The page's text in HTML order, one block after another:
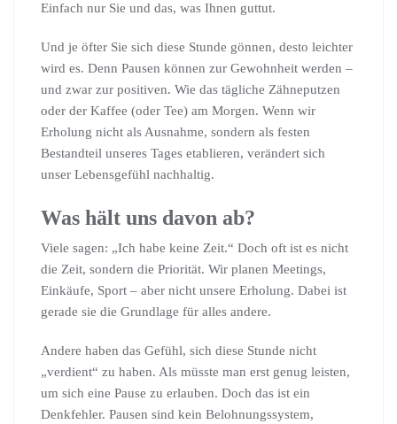
Einfach nur Sie und das, was Ihnen guttut.
Und je öfter Sie sich diese Stunde gönnen, desto leichter
wird es. Denn Pausen können zur Gewohnheit werden –
und zwar zur positiven. Wie das tägliche Zähneputzen
oder der Kaffee (oder Tee) am Morgen. Wenn wir
Erholung nicht als Ausnahme, sondern als festen
Bestandteil unseres Tages etablieren, verändert sich
unser Lebensgefühl nachhaltig.
Was hält uns davon ab?
Viele sagen: „Ich habe keine Zeit.“ Doch oft ist es nicht
die Zeit, sondern die Priorität. Wir planen Meetings,
Einkäufe, Sport – aber nicht unsere Erholung. Dabei ist
gerade sie die Grundlage für alles andere.
Andere haben das Gefühl, sich diese Stunde nicht
„verdient“ zu haben. Als müsste man erst genug leisten,
um sich eine Pause zu erlauben. Doch das ist ein
Denkfehler. Pausen sind kein Belohnungssystem,